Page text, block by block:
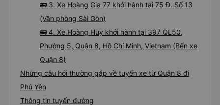
🚌 3. Xe Hoàng Gia 77 khởi hành tại 75 Đ. Số 13
(Văn phòng Sài Gòn)
🚌 4. Xe Hoàng Huy khởi hành tại 397 QL50,
Phường 5, Quận 8, Hồ Chí Minh, Vietnam (Bến xe
Quận 8)
Những câu hỏi thường gặp về tuyến xe từ Quận 8 đi
Phú Yên
Thông tin tuyến đường